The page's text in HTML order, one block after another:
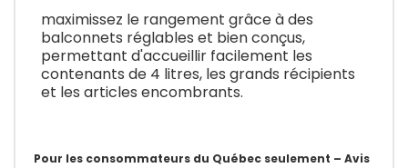
maximissez le rangement grâce à des
balconnets réglables et bien conçus,
permettant d'accueillir facilement les
contenants de 4 litres, les grands récipients
et les articles encombrants.
Pour les consommateurs du Québec seulement – Avis